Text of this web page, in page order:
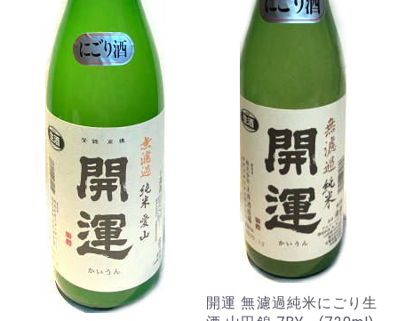
開運 無濾過純米にごり生